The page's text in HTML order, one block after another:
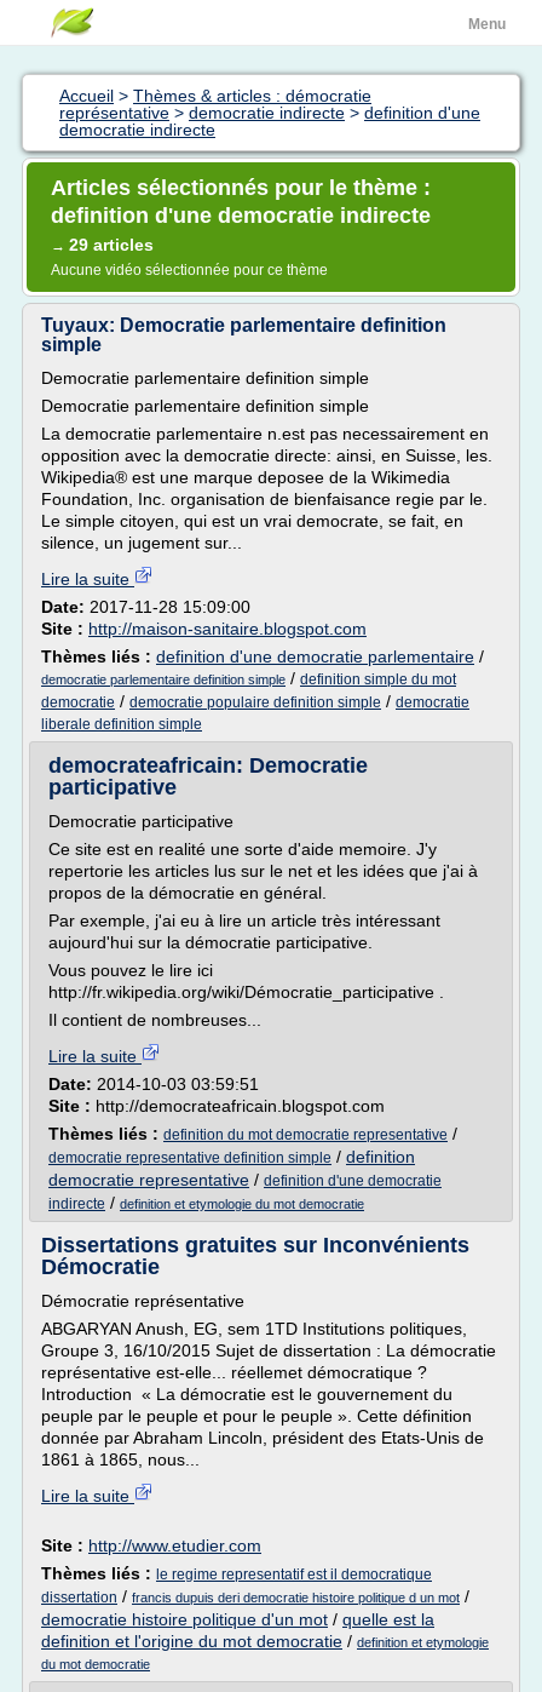
Menu
Accueil > Thèmes & articles : démocratie
représentative > democratie indirecte > definition d'une
democratie indirecte
Articles sélectionnés pour le thème :
definition d'une democratie indirecte
→ 29 articles
Aucune vidéo sélectionnée pour ce thème
Tuyaux: Democratie parlementaire definition
simple
Democratie parlementaire definition simple
Democratie parlementaire definition simple
La democratie parlementaire n.est pas necessairement en
opposition avec la democratie directe: ainsi, en Suisse, les.
Wikipedia® est une marque deposee de la Wikimedia
Foundation, Inc. organisation de bienfaisance regie par le.
Le simple citoyen, qui est un vrai democrate, se fait, en
silence, un jugement sur...
Lire la suite
Date: 2017-11-28 15:09:00
Site : http://maison-sanitaire.blogspot.com
Thèmes liés : definition d'une democratie parlementaire /
democratie parlementaire definition simple / definition simple du mot
democratie / democratie populaire definition simple / democratie
liberale definition simple
democrateafricain: Democratie
participative
Democratie participative
Ce site est en realité une sorte d'aide memoire. J'y
repertorie les articles lus sur le net et les idées que j'ai à
propos de la démocratie en général.
Par exemple, j'ai eu à lire un article très intéressant
aujourd'hui sur la démocratie participative.
Vous pouvez le lire ici
http://fr.wikipedia.org/wiki/Démocratie_participative .
Il contient de nombreuses...
Lire la suite
Date: 2014-10-03 03:59:51
Site : http://democrateafricain.blogspot.com
Thèmes liés : definition du mot democratie representative /
democratie representative definition simple / definition
democratie representative / definition d'une democratie
indirecte / definition et etymologie du mot democratie
Dissertations gratuites sur Inconvénients
Démocratie
Démocratie représentative
ABGARYAN Anush, EG, sem 1TD Institutions politiques,
Groupe 3, 16/10/2015 Sujet de dissertation : La démocratie
représentative est-elle... réellemet démocratique ?
Introduction « La démocratie est le gouvernement du
peuple par le peuple et pour le peuple ». Cette définition
donnée par Abraham Lincoln, président des Etats-Unis de
1861 à 1865, nous...
Lire la suite
Site : http://www.etudier.com
Thèmes liés : le regime representatif est il democratique
dissertation / francis dupuis deri democratie histoire politique d un mot /
democratie histoire politique d'un mot / quelle est la
definition et l'origine du mot democratie / definition et etymologie
du mot democratie